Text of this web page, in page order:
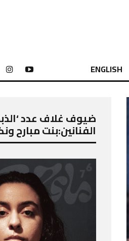
ENGLISH
الفنانين:بنت مبارح